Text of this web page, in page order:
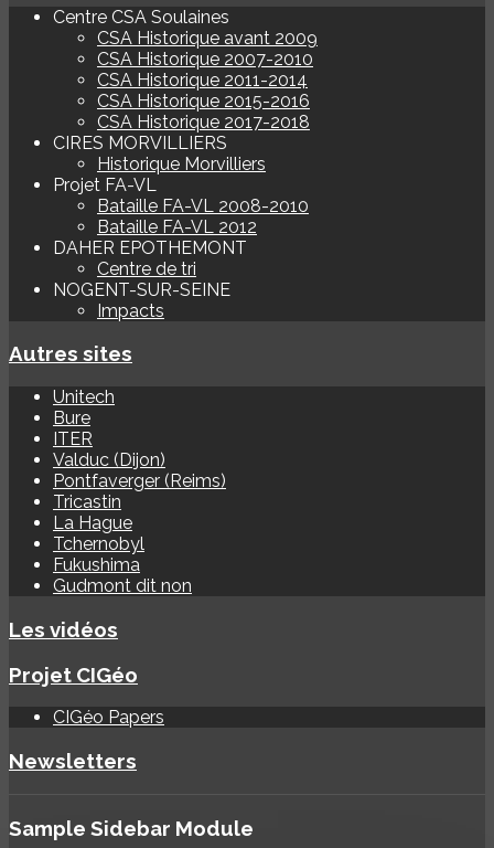
Centre CSA Soulaines
CSA Historique avant 2009
CSA Historique 2007-2010
CSA Historique 2011-2014
CSA Historique 2015-2016
CSA Historique 2017-2018
CIRES MORVILLIERS
Historique Morvilliers
Projet FA-VL
Bataille FA-VL 2008-2010
Bataille FA-VL 2012
DAHER EPOTHEMONT
Centre de tri
NOGENT-SUR-SEINE
Impacts
Autres sites
Unitech
Bure
ITER
Valduc (Dijon)
Pontfaverger (Reims)
Tricastin
La Hague
Tchernobyl
Fukushima
Gudmont dit non
Les vidéos
Projet CIGéo
CIGéo Papers
Newsletters
Sample Sidebar Module